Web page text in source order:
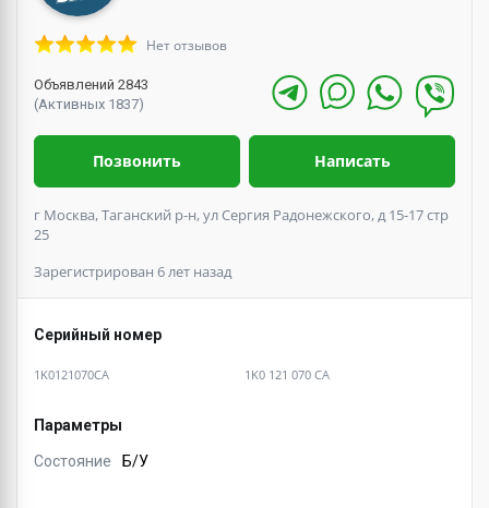
Нет отзывов
Объявлений 2843
(Активных 1837)
Позвонить Написать
г Москва, Таганский р-н, ул Сергия Радонежского, д 15-17 стр
25
Зарегистрирован 6 лет назад
Серийный номер
1K0121070CA 1K0 121 070 CA
Параметры
Состояние Б/У